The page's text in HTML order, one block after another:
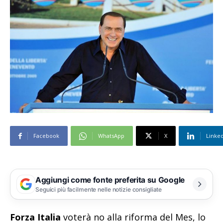
Facebook WhatsApp X
Aggiungi come fonte preferita su Google
Seguici più facilmente nelle notizie consigliate
Forza Italia voterà no alla riforma del Mes, lo